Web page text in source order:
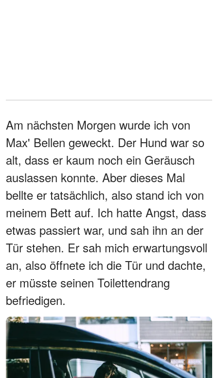
Am nächsten Morgen wurde ich von
Max' Bellen geweckt. Der Hund war so
alt, dass er kaum noch ein Geräusch
auslassen konnte. Aber dieses Mal
bellte er tatsächlich, also stand ich von
meinem Bett auf. Ich hatte Angst, dass
etwas passiert war, und sah ihn an der
Tür stehen. Er sah mich erwartungsvoll
an, also öffnete ich die Tür und dachte,
er müsste seinen Toilettendrang
befriedigen.